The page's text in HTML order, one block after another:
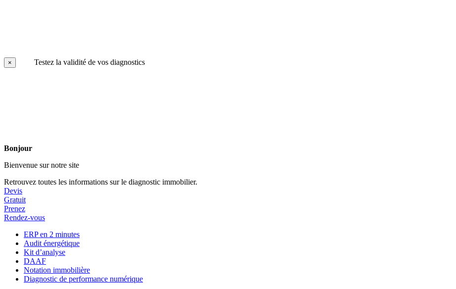
× Testez la validité de vos diagnostics
Bonjour
Bienvenue sur notre site
Retrouvez toutes les informations sur le diagnostic immobilier.
Devis
Gratuit
Prenez
Rendez-vous
ERP en 2 minutes
Audit énergétique
Kit d’analyse
DAAF
Notation immobilière
Diagnostic de performance numérique